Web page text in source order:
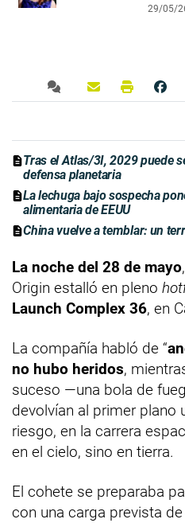
29/05/
Tras el Atlas/3I, 2029 puede
defensa planetaria
La lechuga bajo sospecha
alimentaria de EEUU
China vuelve a temblar: un
La noche del 28 de mayo
Origin estalló en pleno
Launch Complex 36, en
La compañía habló de “
no hubo heridos,
suceso —una bola de
devolvían al primer plano
riesgo, en la carrera
en el cielo, sino en tierra.
El cohete se preparaba
con una carga prevista de